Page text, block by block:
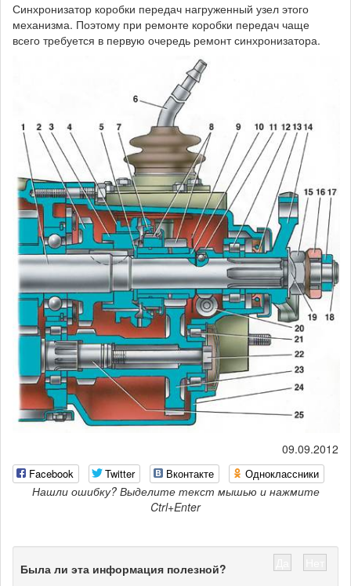
Синхронизатор коробки передач нагруженный узел этого
механизма. Поэтому при ремонте коробки передач чаще
всего требуется в первую очередь ремонт синхронизатора.
09.09.2012
Facebook Twitter Вконтакте Одноклассники
Нашли ошибку? Выделите текст мышью и нажмите
Ctrl+Enter
Была ли эта информация полезной?